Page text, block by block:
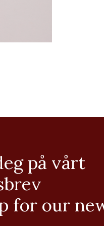
på vårt
for our